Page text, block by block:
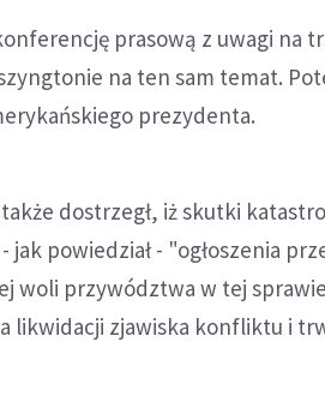
prasową z uwagi na
na ten sam temat.
prezydenta.
dostrzegł, iż skutki
jak powiedział - "ogłoszenia
woli przywództwa w tej
likwidacji zjawiska konfliktu i